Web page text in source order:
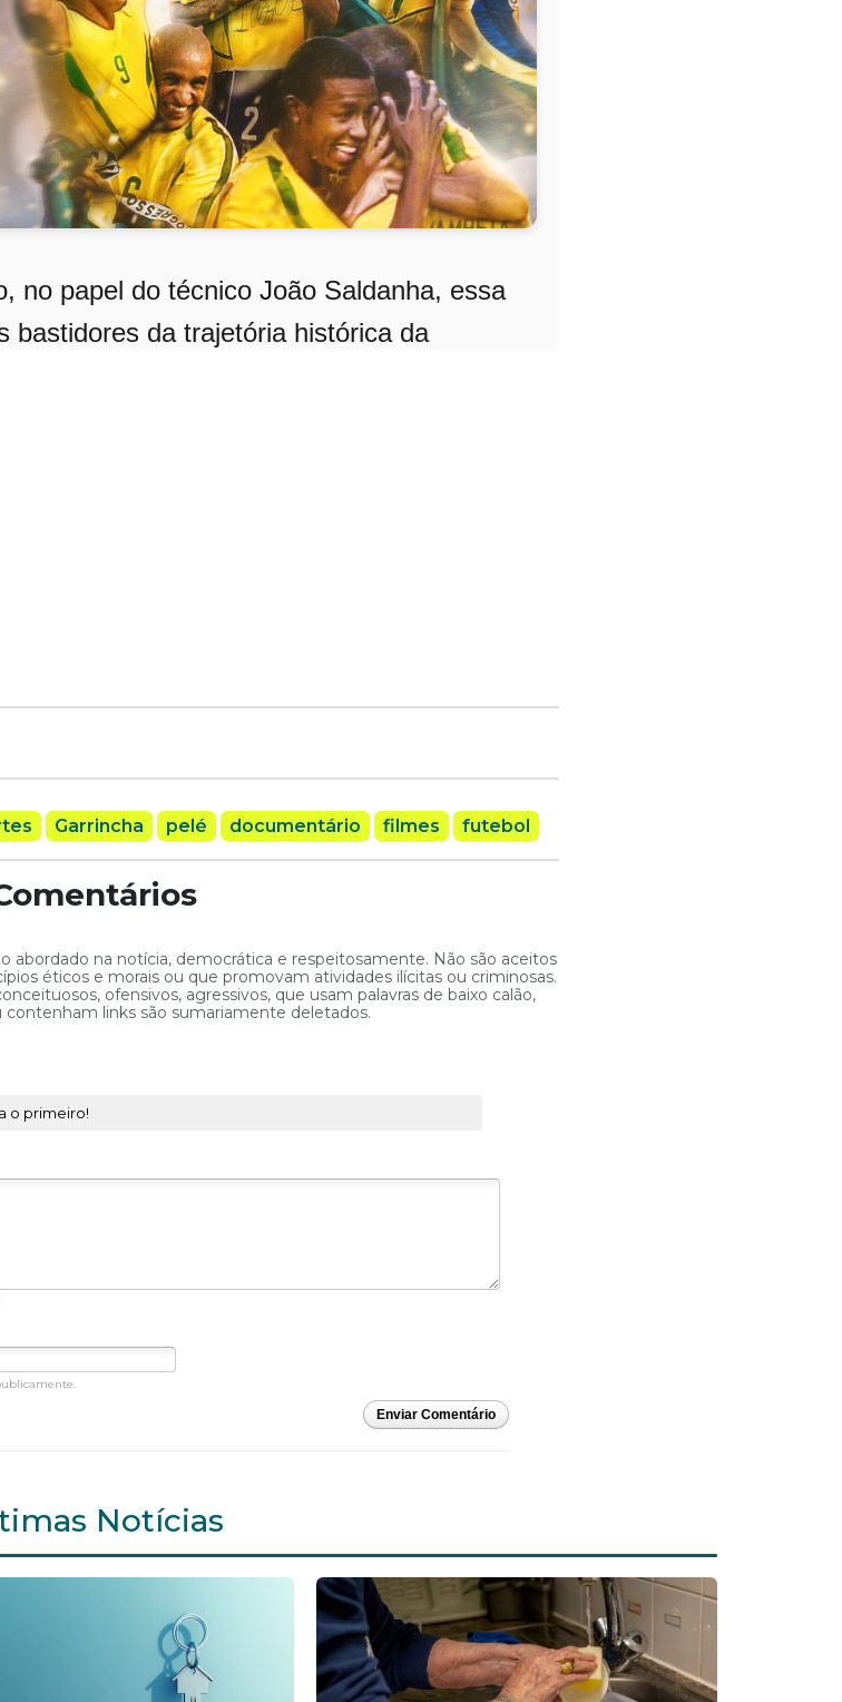
Garrincha pelé documentário filmes futebol
abordado na notícia, democrática e respeitosamente. Não são aceitos
éticos e morais ou que promovam atividades ilícitas ou criminosas.
ofensivos, agressivos, que usam palavras de baixo calão,
links são sumariamente deletados.
o primeiro!
Enviar Comentário
Notícias